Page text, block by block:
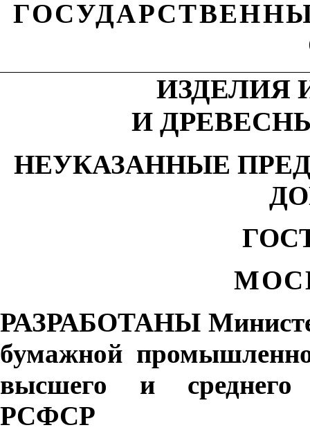
ИЗДЕЛИЯ
И
НЕУКАЗАННЫЕ
М
РАЗРАБОТАНЫ
бумажной
высшего и среднего
РСФСР